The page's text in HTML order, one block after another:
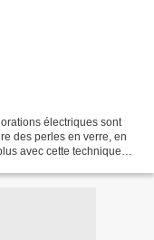
électriques sont
des perles en verre, en
avec cette technique